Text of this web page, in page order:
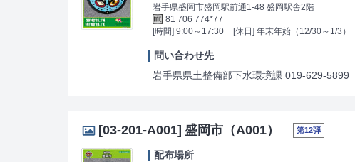
岩手県盛岡市盛岡駅前通1-48 盛岡駅舎2階
81 706 774*77
[時間] 9:00～17:30
[休日] 年末年始（12/30～1/3）
問い合わせ先
岩手県県土整備部下水環境課 019-629-5899
[03-201-A001] 盛岡市（A001） 第12弾
配布場所